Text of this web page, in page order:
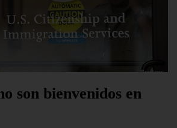
son bienvenidos en